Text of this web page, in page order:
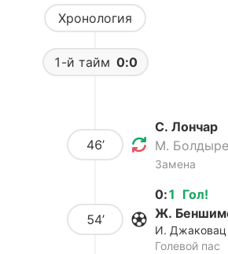
Хронология
1-й тайм 0:0
46’
С. Лончар
М.
Замена
54’
Гол!
0:1
Ж.
И. Джаковац
Голевой пас